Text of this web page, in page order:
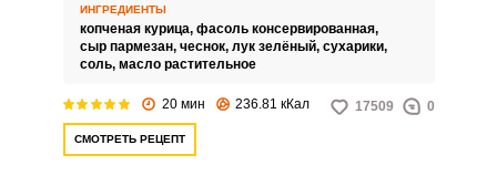
сыра. Оцените простой рецепт
для вашего питательного обеда
или ужина.
ИНГРЕДИЕНТЫ
копченая курица, фасоль консервированная,
сыр пармезан, чеснок, лук зелёный, сухарики,
соль, масло растительное
20 мин 236.81 кКал 17509 0
СМОТРЕТЬ РЕЦЕПТ